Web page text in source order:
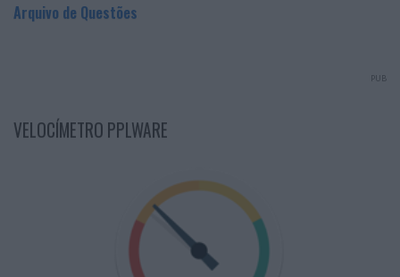
Arquivo de Questões
PUB
VELOCÍMETRO PPLWARE